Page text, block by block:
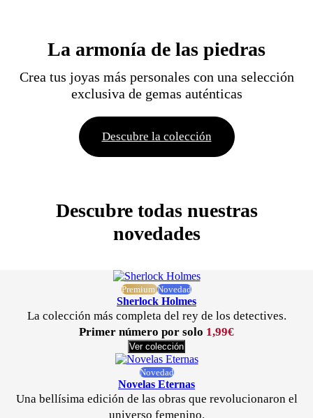
La armonía de las piedras
Crea tus joyas más personales con una selección
exclusiva de gemas auténticas
Descubre la colección
Descubre todas nuestras
novedades
PremiumNovedad
Sherlock Holmes
La colección más completa del rey de los detectives.
Primer número por solo 1,99€
Ver colección
Novedad
Novelas Eternas
Una bellísima edición de las obras que revolucionaron el
universo femenino.